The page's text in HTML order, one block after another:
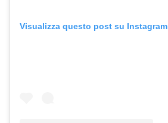
Visualizza questo post su Instagram